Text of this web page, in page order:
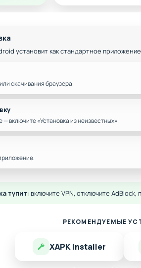
установит как стандартное
скачивания браузера.
включите «Установка из неизвестных».
тупит: включите VPN, отключите AdBlock,
РЕКОМЕНДУЕМЫЕ
XAPK Installer